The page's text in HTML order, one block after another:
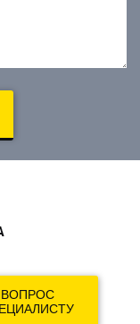
ВОПРОС